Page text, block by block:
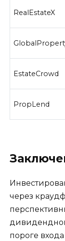
RealEstateX
EstateCrowd
PropLend
через
пороге